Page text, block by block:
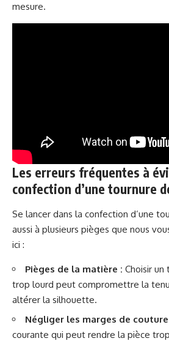
mesure.
Les erreurs fréquentes à
confection d’une tournure
Se lancer dans la confection d’une
aussi à plusieurs pièges que nous
ici :
Pièges de la matière : Choisir
trop lourd peut compromettre la
altérer la silhouette.
Négliger les marges de couture
courante qui peut rendre la pièce